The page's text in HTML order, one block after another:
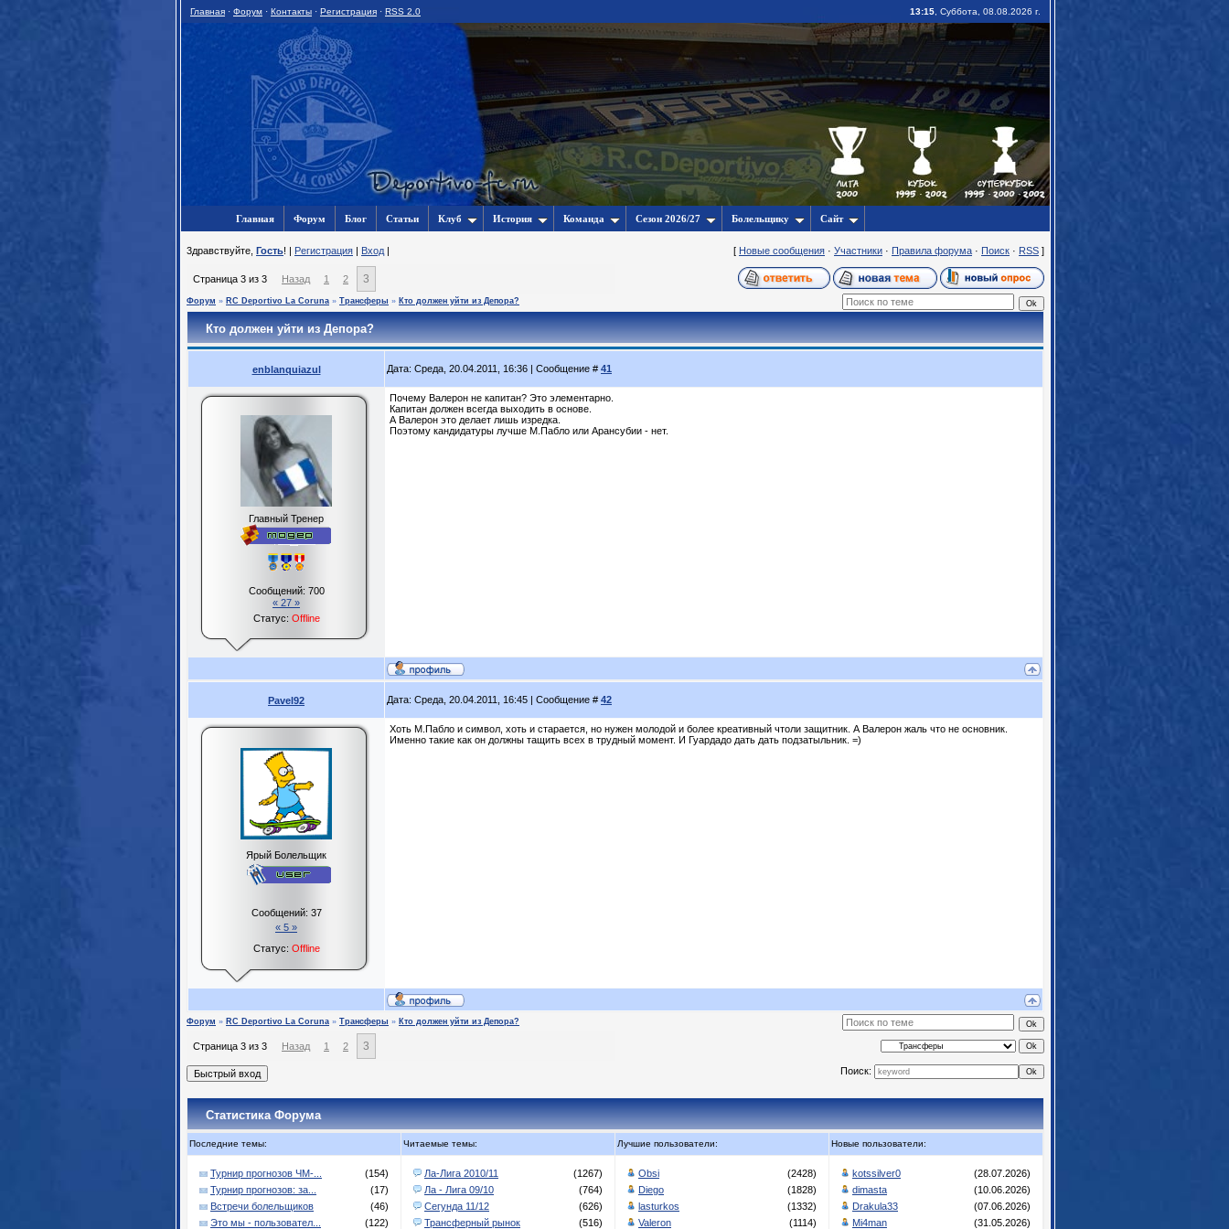
Главная · Форум · Контакты · Регистрация · RSS 2.0 13:15 , Суббота, 08.08.2026 г.
Главная Форум Блог Статьи Клуб История Команда Сезон 2026/27 Болельщику Сайт
3дравствуйте, Гость! | Регистрация | Вход | [ Новые сообщения · Участники · Правила форума · Поиск · RSS ]
Страница 3 из 3 Назад 1 2 3
Форум » RC Deportivo La Coruna » Трансферы » Кто должен уйти из Депора?
Кто должен уйти из Депора?
enblanquiazul Дата: Среда, 20.04.2011, 16:36 | Сообщение # 41
Главный Тренер
Сообщений: 700
« 27 »
Статус: Offline
Почему Валерон не капитан? Это элементарно.
Капитан должен всегда выходить в основе.
А Валерон это делает лишь изредка.
Поэтому кандидатуры лучше М.Пабло или Арансубии - нет.
Pavel92 Дата: Среда, 20.04.2011, 16:45 | Сообщение # 42
Ярый Болельщик
Сообщений: 37
« 5 »
Статус: Offline
Хоть М.Пабло и символ, хоть и старается, но нужен молодой и более креативный чтоли защитник. А Валерон жаль что не основник.
Именно такие как он должны тащить всех в трудный момент. И Гуардадо дать дать подзатыльник. =)
Форум » RC Deportivo La Coruna » Трансферы » Кто должен уйти из Депора?
Страница 3 из 3 Назад 1 2 3
Поиск:
Статистика Форума
Последние темы: Читаемые темы: Лучшие пользователи: Новые пользователи:
Турнир прогнозов ЧМ-...
(154)
Турнир прогнозов: за...
(17)
Встречи болельщиков
(46)
Это мы - пользовател...
(122)
Ла-Лига 2010/11
(1267)
Ла - Лига 09/10
(764)
Сегунда 11/12
(626)
Трансферный рынок
(516)
Obsi
(2428)
Diego
(1828)
lasturkos
(1332)
Valeron
(1114)
kotssilver0
(28.07.2026)
dimasta
(10.06.2026)
Drakula33
(07.06.2026)
Mi4man
(31.05.2026)